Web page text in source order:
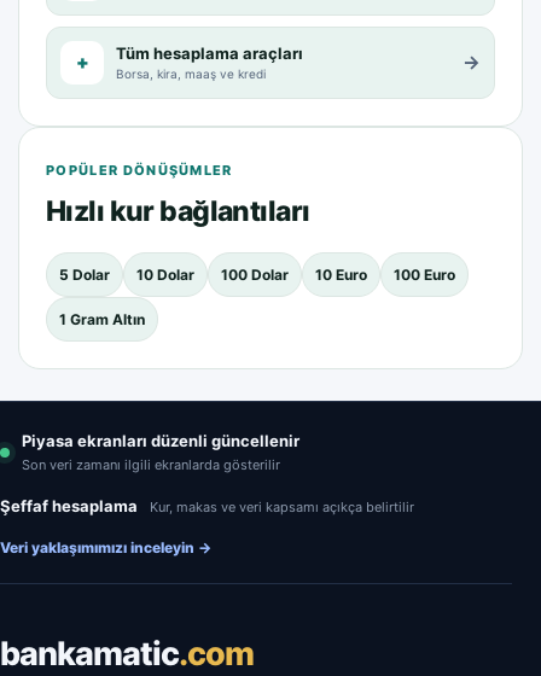
+ Tüm hesaplama araçları
Borsa, kira, maaş ve kredi →
POPÜLER DÖNÜŞÜMLER
Hızlı kur bağlantıları
5 Dolar 10 Dolar 100 Dolar 10 Euro 100 Euro
1 Gram Altın
Piyasa ekranları düzenli güncellenir
Son veri zamanı ilgili ekranlarda gösterilir
Şeffaf hesaplama Kur, makas ve veri kapsamı açıkça belirtilir
Veri yaklaşımımızı inceleyin →
bankamatic.com